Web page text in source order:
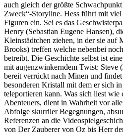
auch gleich der größte
Zweck“-Storyline. Hess führt mit
Figuren ein. Sei es das
Henry (Sebastian Eugene Hansen),
Kleinstädtchen ziehen, in der sie auf
Brooks) treffen welche nebenbei
betreibt. Die Geschichte selbst ist
mit augenzwinkerndem Twist: Steve
bereit verrückt nach Minen und
besonderen Kristall mit dem er sich
teleportieren kann. Was sich liest wie
Abenteuers, dient in Wahrheit vor
Abfolge skurriler Begegnungen,
Referenzen an die
von Der Zauberer von Oz bis Herr